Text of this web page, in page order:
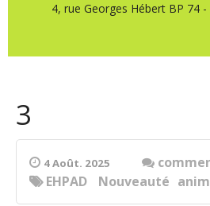
4, rue Georges Hébert BP 74
3
4 Août. 2025
EHPAD Nouveauté